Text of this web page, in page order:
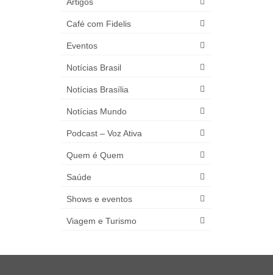
Café com Fidelis
Eventos
Notícias Brasil
Notícias Brasília
Notícias Mundo
Podcast – Voz Ativa
Quem é Quem
Saúde
Shows e eventos
Viagem e Turismo